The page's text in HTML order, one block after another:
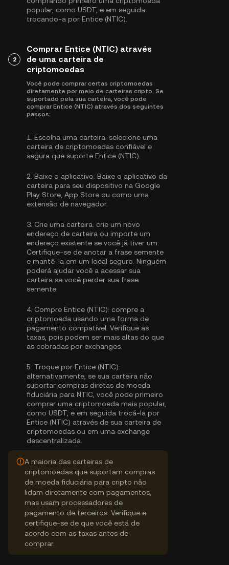
popular, como USDT , e em seguida
trocando-a por Entice (NTIC).
2
Comprar Entice (NTIC) através
de uma carteira de
criptomoedas
Você pode comprar certas criptomoedas
diretamente por meio de carteiras cripto. Se
suportado pela sua carteira, você pode
comprar Entice (NTIC) através dos seguintes
passos:
1. Escolha uma carteira: selecione uma
carteira de criptomoedas confiável e
segura que suporte Entice (NTIC).
2. Baixe o aplicativo: Baixe o aplicativo da
carteira para seu dispositivo na Google
Play Store, App Store ou como uma
extensão de navegador.
3. Crie uma carteira: crie um novo
endereço de carteira ou importe um
endereço existente se você já tiver um.
Certifique-se de anotar a frase semente
e mantê-la em um local seguro. Ninguém
poderá ajudar você a acessar sua
carteira se você perder sua frase
semente.
4. Compre Entice (NTIC): compre a
criptomoeda usando uma forma de
pagamento compatível. Verifique as
taxas, pois podem ser mais altas do que
as cobradas por exchanges.
5. Troque por Entice (NTIC):
alternativamente, se sua carteira não
suportar compras diretas de moeda
fiduciária para NTIC, você pode primeiro
comprar uma criptomoeda mais popular,
como USDT, e em seguida trocá-la por
Entice (NTIC) através de sua carteira de
criptomoedas ou em uma exchange
descentralizada.
A maioria das carteiras de
criptomoedas que suportam compras
de moeda fiduciária para cripto não
lidam diretamente com pagamentos,
mas usam processadores de
pagamento de terceiros. Verifique e
certifique-se de que você está de
acordo com as taxas antes de
comprar.